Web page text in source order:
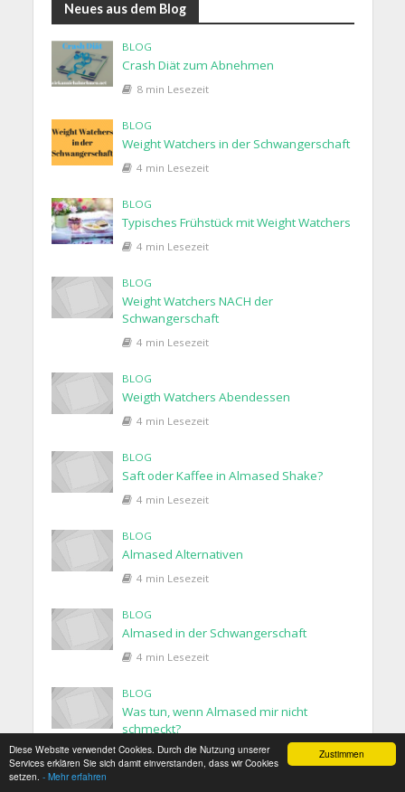
Zustimmen
Diese Website verwendet Cookies. Durch die Nutzung unserer
Services erklären Sie sich damit einverstanden, dass wir Cookies
setzen. - Mehr erfahren
Neues aus dem Blog
BLOG
Crash Diät zum Abnehmen
8 min Lesezeit
BLOG
Weight Watchers in der Schwangerschaft
4 min Lesezeit
BLOG
Typisches Frühstück mit Weight Watchers
4 min Lesezeit
BLOG
Weight Watchers NACH der
Schwangerschaft
4 min Lesezeit
BLOG
Weigth Watchers Abendessen
4 min Lesezeit
BLOG
Saft oder Kaffee in Almased Shake?
4 min Lesezeit
BLOG
Almased Alternativen
4 min Lesezeit
BLOG
Almased in der Schwangerschaft
4 min Lesezeit
BLOG
Was tun, wenn Almased mir nicht
schmeckt?
4 min Lesezeit